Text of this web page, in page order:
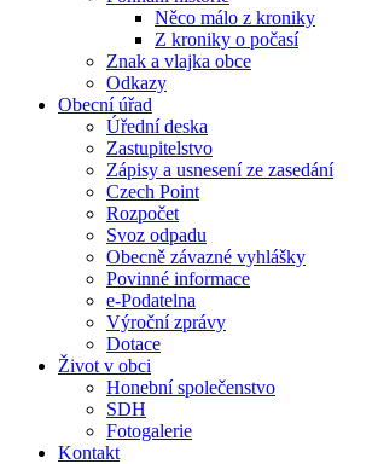
Něco málo z kroniky
Z kroniky o počasí
Znak a vlajka obce
Odkazy
Obecní úřad
Úřední deska
Zastupitelstvo
Zápisy a usnesení ze zasedání
Czech Point
Rozpočet
Svoz odpadu
Obecně závazné vyhlášky
Povinné informace
e-Podatelna
Výroční zprávy
Dotace
Život v obci
Honební společenstvo
SDH
Fotogalerie
Kontakt